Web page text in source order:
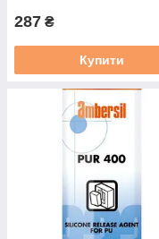
287 ₴
Купити